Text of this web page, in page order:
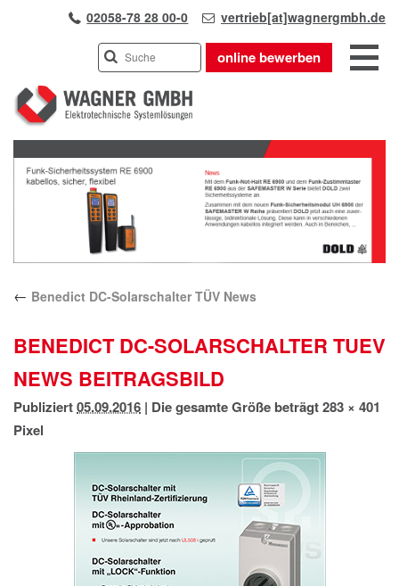
02058-78 28 00-0 vertrieb[at]wagnergmbh.de
online bewerben
INDUSTRIEVERTRETUNG
UNSER TEAM
WIR ÜBER UNS
KARRIERE
PRODUKTE
APPLIKATIONEN
KONTAKT
ANFAHRT
IMPRESSUM
DATENSCHUTZ
Previous
Next
← Benedict DC-Solarschalter TÜV News
BENEDICT DC-SOLARSCHALTER TUEV
NEWS BEITRAGSBILD
Publiziert05.09.2016 | Die gesamte Größe beträgt283 × 401
Pixel